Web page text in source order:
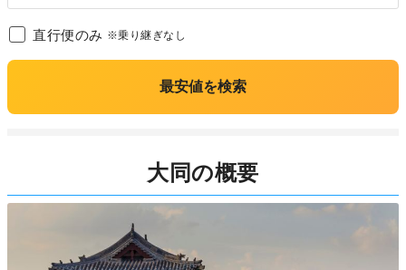
直行便のみ ※乗り継ぎなし
最安値を検索
大同の概要